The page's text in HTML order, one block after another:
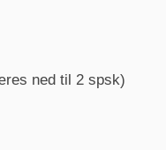
ned til 2 spsk)